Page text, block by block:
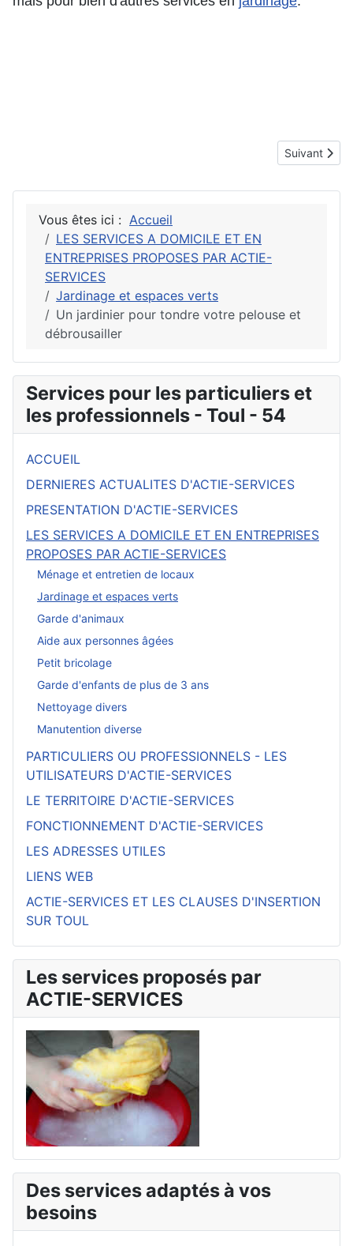
Services pour les particuliers et
les professionnels - Toul - 54
ACCUEIL
DERNIERES ACTUALITES D'ACTIE-SERVICES
PRESENTATION D'ACTIE-SERVICES
LES SERVICES A DOMICILE ET EN ENTREPRISES
PROPOSES PAR ACTIE-SERVICES
Ménage et entretien de locaux
Jardinage et espaces verts
Garde d'animaux
Aide aux personnes âgées
Petit bricolage
Garde d'enfants de plus de 3 ans
Nettoyage divers
Manutention diverse
PARTICULIERS OU PROFESSIONNELS - LES
UTILISATEURS D'ACTIE-SERVICES
LE TERRITOIRE D'ACTIE-SERVICES
FONCTIONNEMENT D'ACTIE-SERVICES
LES ADRESSES UTILES
LIENS WEB
ACTIE-SERVICES ET LES CLAUSES D'INSERTION
SUR TOUL
Les services proposés par
ACTIE-SERVICES
Des services adaptés à vos
besoins
Article
Suivant
Vous êtes ici : Accueil
LES SERVICES A DOMICILE ET EN
ENTREPRISES PROPOSES PAR ACTIE-
SERVICES
Jardinage et espaces verts
Un jardinier pour tondre votre pelouse et
débrousailler